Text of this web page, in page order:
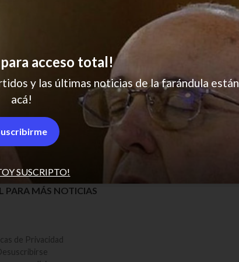
PARA MÁS NOTICIAS
de Privacidad
SUSCRIPTO!
acceso total!
y las últimas noticias de la farándula están
acá!